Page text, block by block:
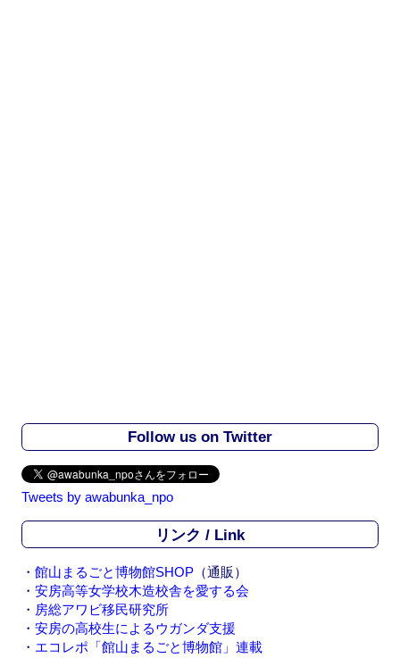
Follow us on Twitter
Tweets by awabunka_npo
リンク / Link
・ 館山まるごと博物館SHOP （通販）
・ 安房高等女学校木造校舎を愛する会
・ 房総アワビ移民研究所
・ 安房の高校生によるウガンダ支援
・ エコレポ「館山まるごと博物館」連載